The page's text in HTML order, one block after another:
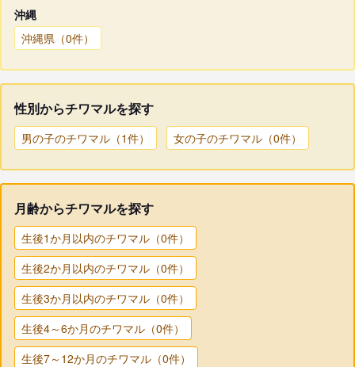
沖縄
沖縄県（0件）
性別からチワマルを探す
男の子のチワマル（1件） 女の子のチワマル（0件）
月齢からチワマルを探す
生後1か月以内のチワマル（0件）
生後2か月以内のチワマル（0件）
生後3か月以内のチワマル（0件）
生後4～6か月のチワマル（0件）
生後7～12か月のチワマル（0件）